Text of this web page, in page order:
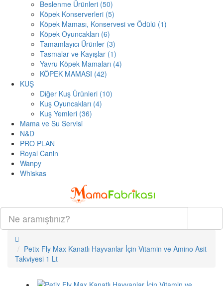
Beslenme Ürünleri (50)
Köpek Konserverleri (5)
Köpek Maması, Konservesi ve Ödülü (1)
Köpek Oyuncakları (6)
Tamamlayıcı Ürünler (3)
Tasmalar ve Kayışlar (1)
Yavru Köpek Mamaları (4)
KÖPEK MAMASI (42)
KUŞ
Diğer Kuş Ürünleri (10)
Kuş Oyuncakları (4)
Kuş Yemleri (36)
Mama ve Su Servisi
N&D
PRO PLAN
Royal Canin
Wanpy
Whiskas
Petix Fly Max Kanatlı Hayvanlar İçin Vitamin ve Amino Asit
Takviyesi 1 Lt